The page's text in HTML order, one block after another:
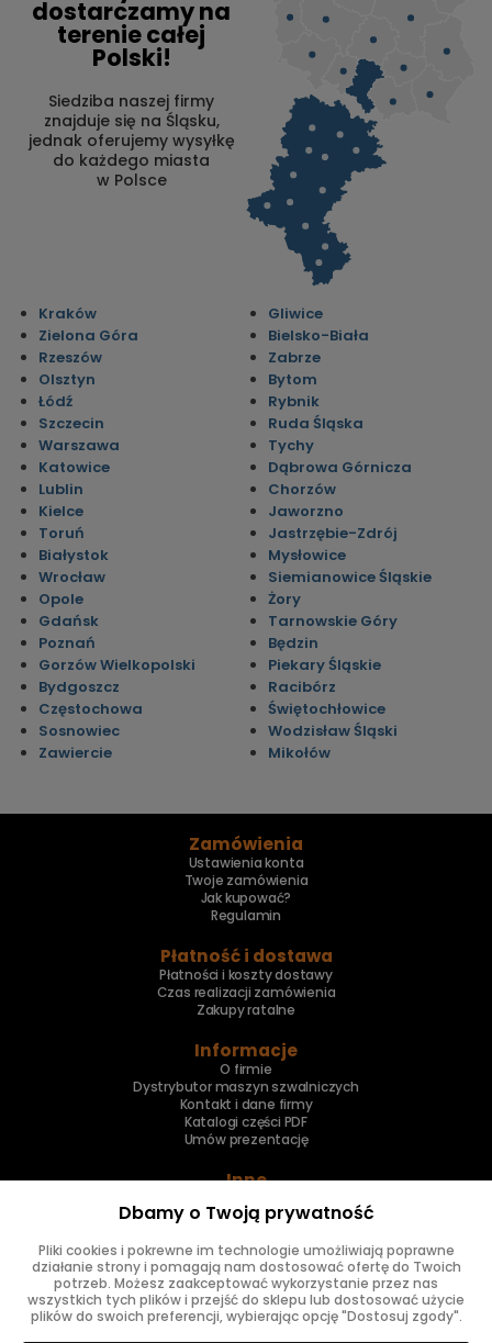
dostarczamy na
terenie całej
Polski!
Siedziba naszej firmy
znajduje się na Śląsku,
jednak oferujemy wysyłkę
do każdego miasta
w Polsce
Kraków
Zielona Góra
Rzeszów
Olsztyn
Łódź
Szczecin
Warszawa
Katowice
Lublin
Kielce
Toruń
Białystok
Wrocław
Opole
Gdańsk
Poznań
Gorzów Wielkopolski
Bydgoszcz
Częstochowa
Sosnowiec
Zawiercie
Gliwice
Bielsko-Biała
Zabrze
Bytom
Rybnik
Ruda Śląska
Tychy
Dąbrowa Górnicza
Chorzów
Jaworzno
Jastrzębie-Zdrój
Mysłowice
Siemianowice Śląskie
Żory
Tarnowskie Góry
Będzin
Piekary Śląskie
Racibórz
Świętochłowice
Wodzisław Śląski
Mikołów
Zamówienia
Ustawienia konta
Twoje zamówienia
Jak kupować?
Regulamin
Płatność i dostawa
Płatności i koszty dostawy
Czas realizacji zamówienia
Zakupy ratalne
Informacje
O firmie
Dystrybutor maszyn szwalniczych
Kontakt i dane firmy
Katalogi części PDF
Umów prezentację
Inne
Naprawa maszyn
Znajdziesz nas
Dbamy o Twoją prywatność
Pliki cookies i pokrewne im technologie umożliwiają poprawne
działanie strony i pomagają nam dostosować ofertę do Twoich
potrzeb. Możesz zaakceptować wykorzystanie przez nas
wszystkich tych plików i przejść do sklepu lub dostosować użycie
plików do swoich preferencji, wybierając opcję "Dostosuj zgody".